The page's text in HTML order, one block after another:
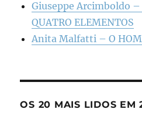
Giuseppe Arcimboldo –
QUATRO ELEMENTOS
Anita Malfatti – O
OS 20 MAIS LIDOS EM